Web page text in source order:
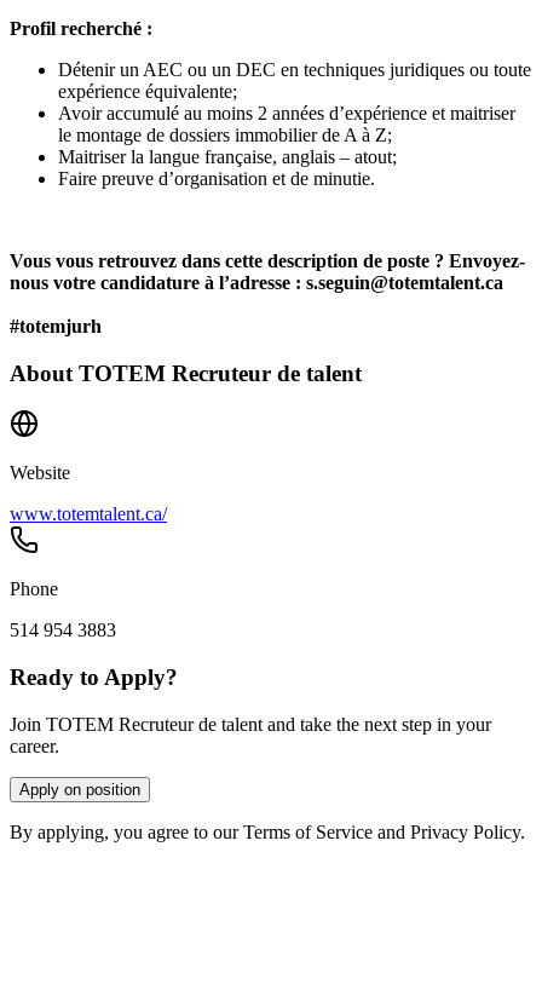
Profil recherché :
Détenir un AEC ou un DEC en techniques juridiques ou toute
expérience équivalente;
Avoir accumulé au moins 2 années d’expérience et maitriser
le montage de dossiers immobilier de A à Z;
Maitriser la langue française, anglais – atout;
Faire preuve d’organisation et de minutie.
Vous vous retrouvez dans cette description de poste ? Envoyez-
nous votre candidature à l’adresse : s.seguin@totemtalent.ca
#totemjurh
About TOTEM Recruteur de talent
Website
www.totemtalent.ca/
Phone
514 954 3883
Ready to Apply?
Join TOTEM Recruteur de talent and take the next step in your
career.
Apply on position
By applying, you agree to our Terms of Service and Privacy Policy.